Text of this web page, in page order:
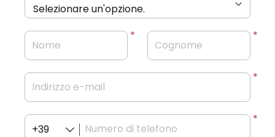
Nome Cognome
Indirizzo e-mail
Numero di telefono
+39